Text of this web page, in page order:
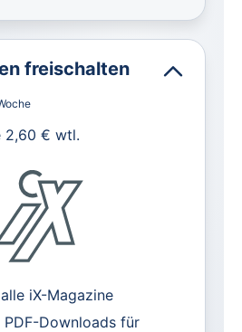
heise+ Artikel frei
mit weniger Werbung
für Magazin-
freischalten
2,60 € wtl.
iX-Magazine
PDF-Downloads für